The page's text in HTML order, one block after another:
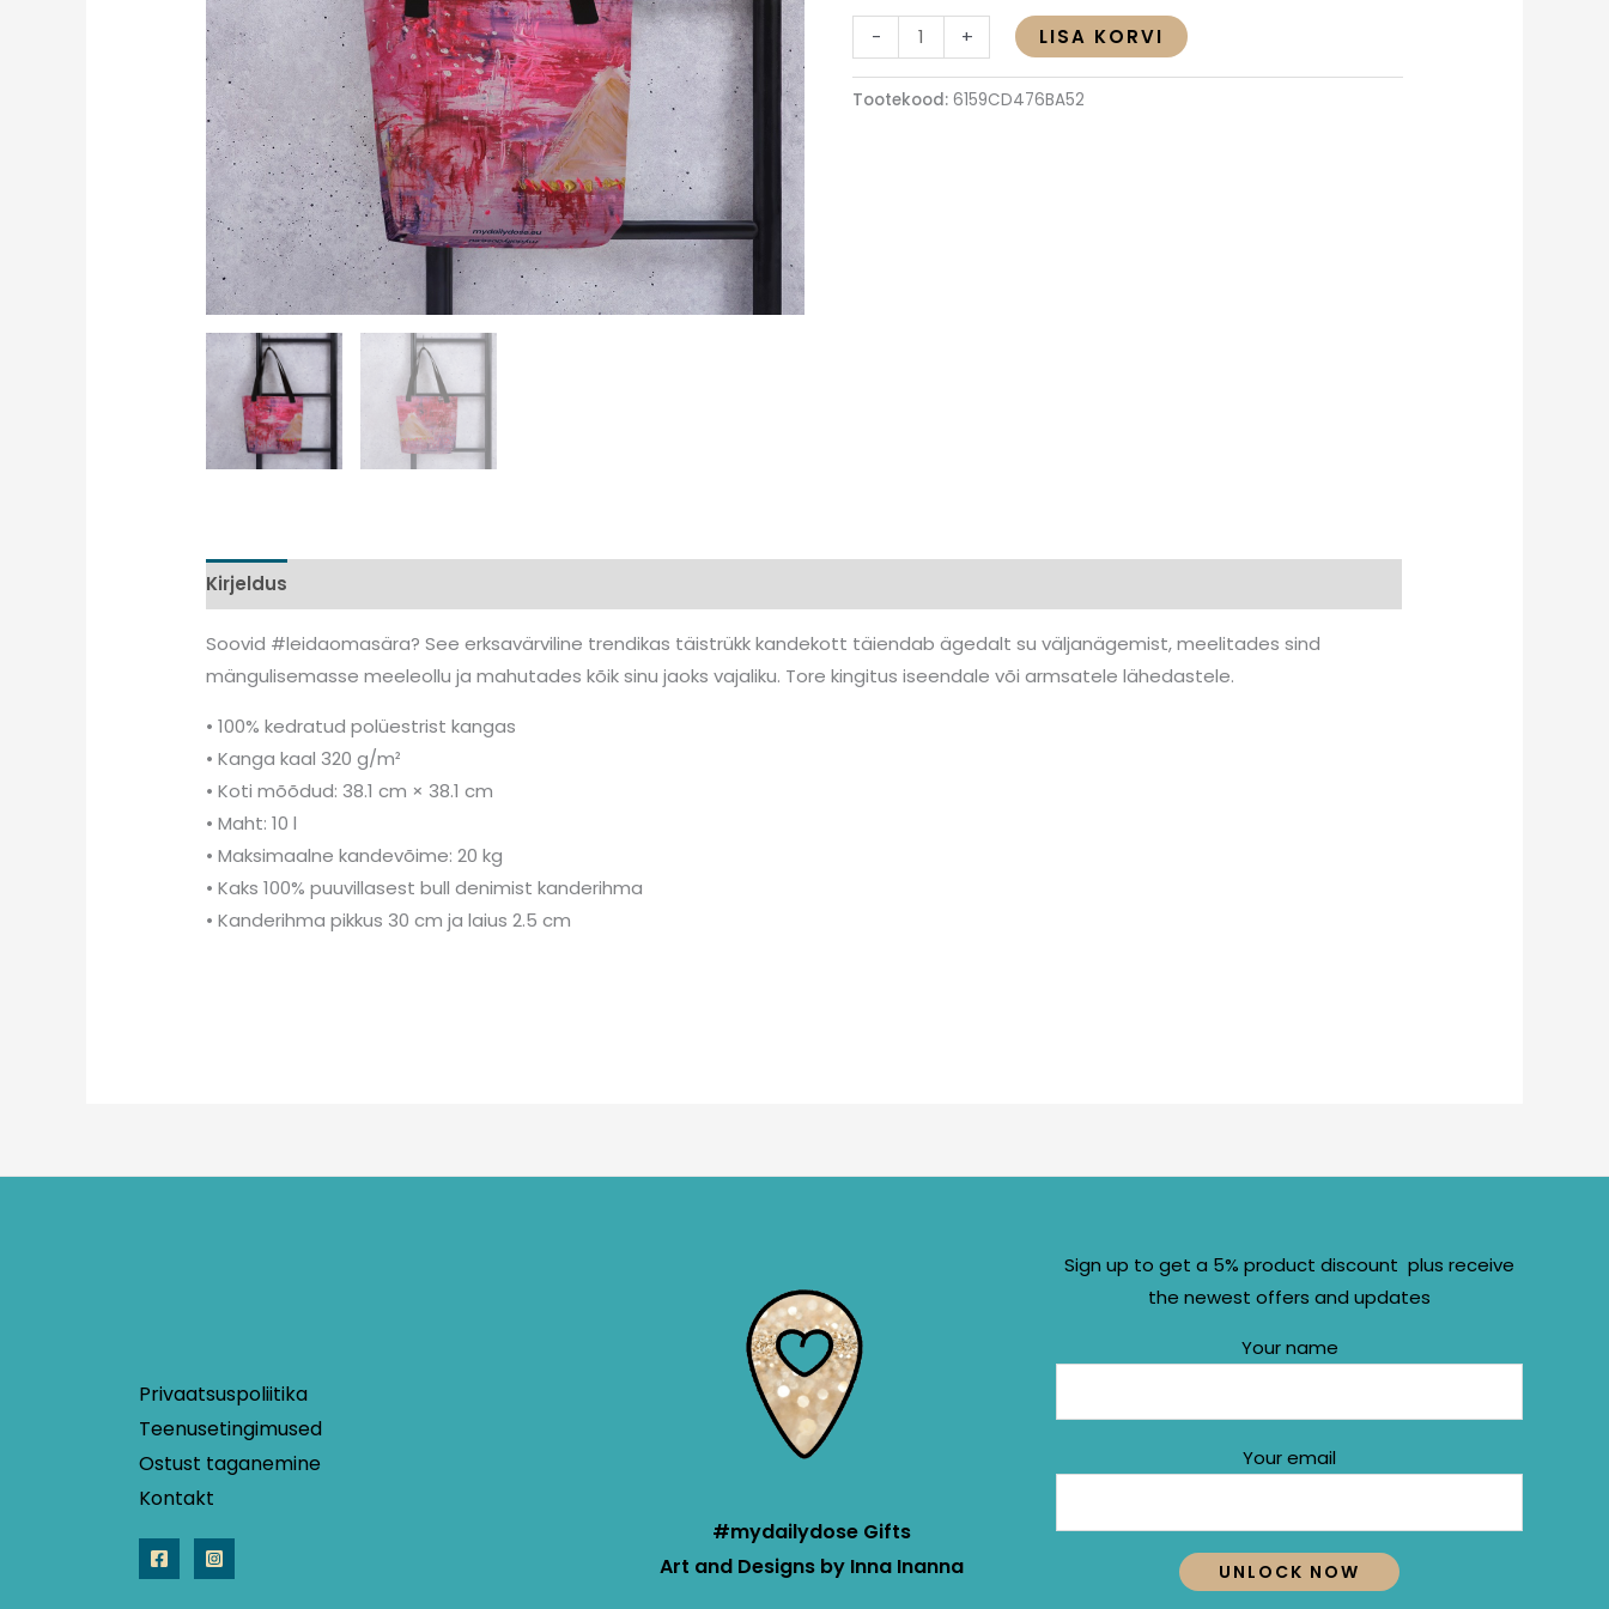
- + LISA KORVI
Tootekood: 6159CD476BA52
Kirjeldus
Soovid #leidaomasära? See erksavärviline trendikas täistrükk kandekott täiendab ägedalt su väljanägemist, meelitades sind
mängulisemasse meeleollu ja mahutades kõik sinu jaoks vajaliku. Tore kingitus iseendale või armsatele lähedastele.
• 100% kedratud polüestrist kangas
• Kanga kaal 320 g/m²
• Koti mõõdud: 38.1 cm × 38.1 cm
• Maht: 10 l
• Maksimaalne kandevõime: 20 kg
• Kaks 100% puuvillasest bull denimist kanderihma
• Kanderihma pikkus 30 cm ja laius 2.5 cm
Privaatsuspoliitika
Teenusetingimused
Ostust taganemine
Kontakt
#mydailydose Gifts
Art and Designs by Inna Inanna
Sign up to get a 5% product discount plus receive
the newest offers and updates
Your name
Your email